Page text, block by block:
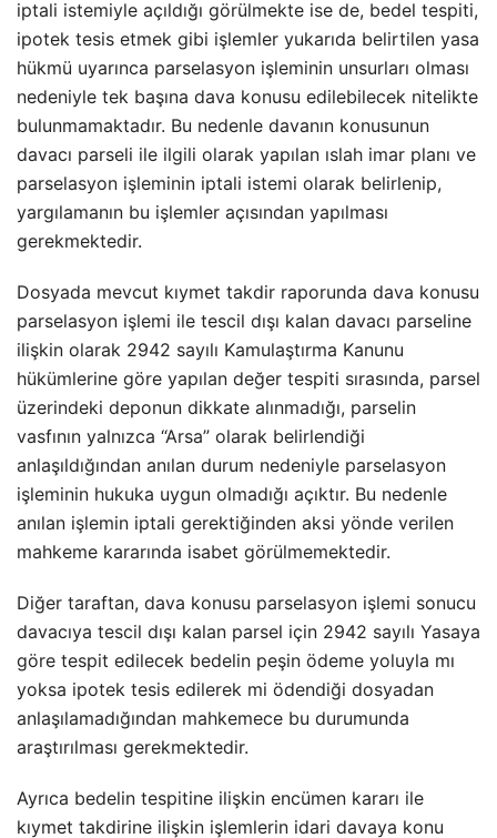
iptali istemiyle açıldığı görülmekte ise de, bedel tespiti,
ipotek tesis etmek gibi işlemler yukarıda belirtilen yasa
hükmü uyarınca parselasyon işleminin unsurları olması
nedeniyle tek başına dava konusu edilebilecek nitelikte
bulunmamaktadır. Bu nedenle davanın konusunun
davacı parseli ile ilgili olarak yapılan ıslah imar planı ve
parselasyon işleminin iptali istemi olarak belirlenip,
yargılamanın bu işlemler açısından yapılması
gerekmektedir.
Dosyada mevcut kıymet takdir raporunda dava konusu
parselasyon işlemi ile tescil dışı kalan davacı parseline
ilişkin olarak 2942 sayılı Kamulaştırma Kanunu
hükümlerine göre yapılan değer tespiti sırasında, parsel
üzerindeki deponun dikkate alınmadığı, parselin
vasfının yalnızca “Arsa” olarak belirlendiği
anlaşıldığından anılan durum nedeniyle parselasyon
işleminin hukuka uygun olmadığı açıktır. Bu nedenle
anılan işlemin iptali gerektiğinden aksi yönde verilen
mahkeme kararında isabet görülmemektedir.
Diğer taraftan, dava konusu parselasyon işlemi sonucu
davacıya tescil dışı kalan parsel için 2942 sayılı Yasaya
göre tespit edilecek bedelin peşin ödeme yoluyla mı
yoksa ipotek tesis edilerek mi ödendiği dosyadan
anlaşılamadığından mahkemece bu durumunda
araştırılması gerekmektedir.
Ayrıca bedelin tespitine ilişkin encümen kararı ile
kıymet takdirine ilişkin işlemlerin idari davaya konu